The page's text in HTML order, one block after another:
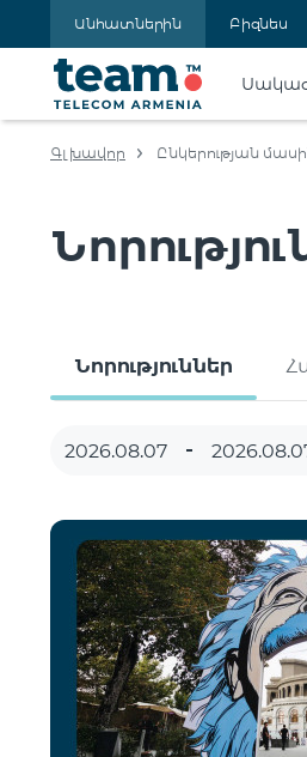
Անհատներին Բիզնես
Գլխավոր Ընկերության
Նորություններ